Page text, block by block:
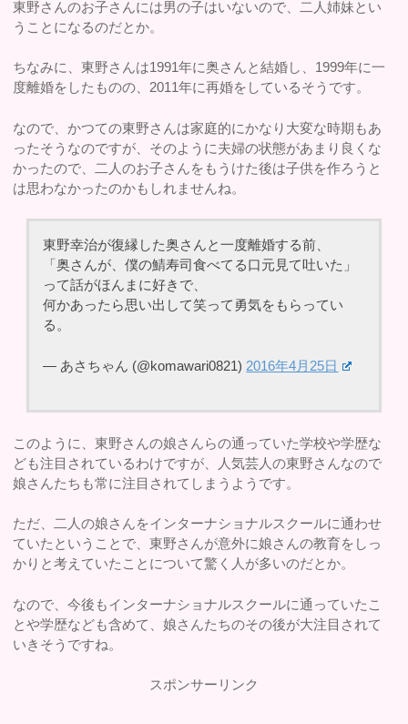
東野さんのお子さんには男の子はいないので、二人姉妹とい
うことになるのだとか。
ちなみに、東野さんは1991年に奥さんと結婚し、1999年に一
度離婚をしたものの、2011年に再婚をしているそうです。
なので、かつての東野さんは家庭的にかなり大変な時期もあ
ったそうなのですが、そのように夫婦の状態があまり良くな
かったので、二人のお子さんをもうけた後は子供を作ろうと
は思わなかったのかもしれませんね。
東野幸治が復縁した奥さんと一度離婚する前、
「奥さんが、僕の鯖寿司食べてる口元見て吐いた」
って話がほんまに好きで、
何かあったら思い出して笑って勇気をもらってい
る。
— あさちゃん (@komawari0821) 2016年4月25日
このように、東野さんの娘さんらの通っていた学校や学歴な
ども注目されているわけですが、人気芸人の東野さんなので
娘さんたちも常に注目されてしまうようです。
ただ、二人の娘さんをインターナショナルスクールに通わせ
ていたということで、東野さんが意外に娘さんの教育をしっ
かりと考えていたことについて驚く人が多いのだとか。
なので、今後もインターナショナルスクールに通っていたこ
とや学歴なども含めて、娘さんたちのその後が大注目されて
いきそうですね。
スポンサーリンク